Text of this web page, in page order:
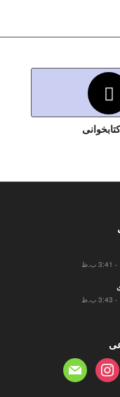
instagram
mail